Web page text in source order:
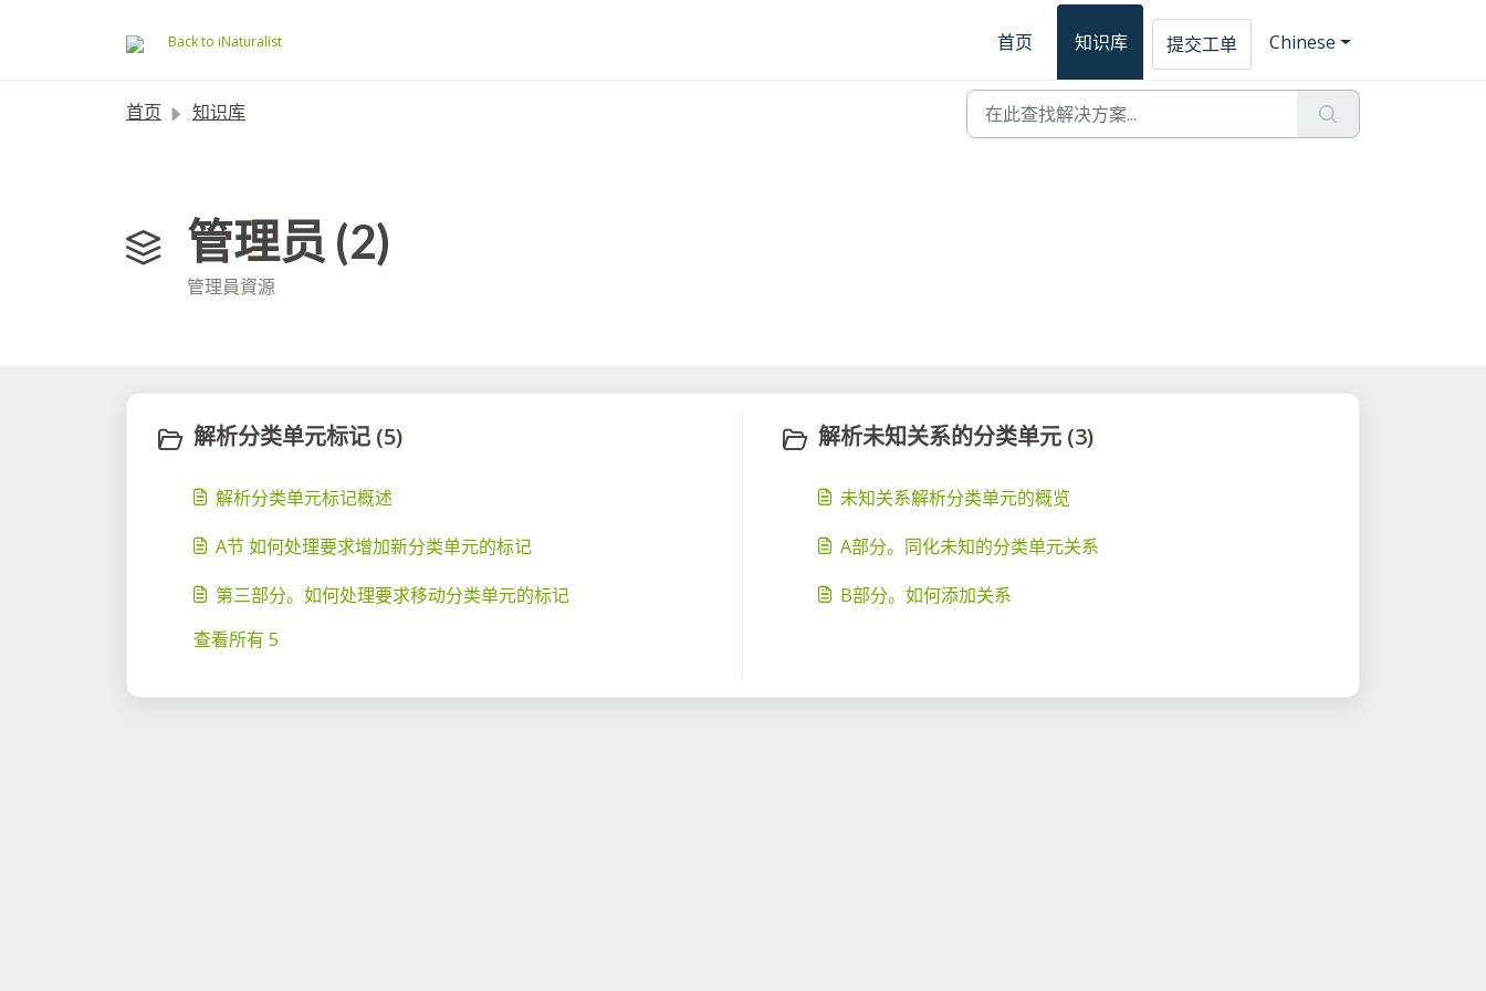
Back to iNaturalist 首页 知识库 提交工单 Chinese
首页 知识库
管理员 (2)
管理員資源
解析分类单元标记 (5)
解析分类单元标记概述
A节 如何处理要求增加新分类单元的标记
第三部分。如何处理要求移动分类单元的标记
查看所有 5
解析未知关系的分类单元 (3)
未知关系解析分类单元的概览
A部分。同化未知的分类单元关系
B部分。如何添加关系